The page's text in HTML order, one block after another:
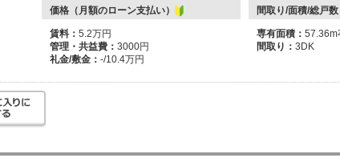
価格（月額のローン支払い） 間取り/面積/総戸数
賃料： 5.2万円
管理・共益費： 3000円
礼金/敷金： -/10.4万円
専有面積： 57.36m
間取り： 3DK